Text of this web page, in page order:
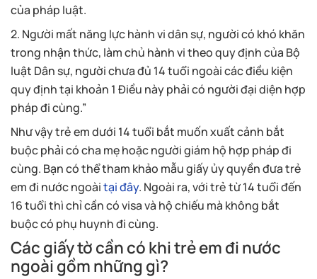
của pháp luật.
2. Người mất năng lực hành vi dân sự, người có khó khăn
trong nhận thức, làm chủ hành vi theo quy định của Bộ
luật Dân sự, người chưa đủ 14 tuổi ngoài các điều kiện
quy định tại khoản 1 Điều này phải có người đại diện hợp
pháp đi cùng.”
Như vậy trẻ em dưới 14 tuổi bắt muốn xuất cảnh bắt
buộc phải có cha mẹ hoặc người giám hộ hợp pháp đi
cùng. Bạn có thể tham khảo mẫu giấy ủy quyền đưa trẻ
em đi nước ngoàitại đây. Ngoài ra, với trẻ từ 14 tuổi đến
16 tuổi thì chỉ cần có visa và hộ chiếu mà không bắt
buộc có phụ huynh đi cùng.
Các giấy tờ cần có khi trẻ em đi nước
ngoài gồm những gì?